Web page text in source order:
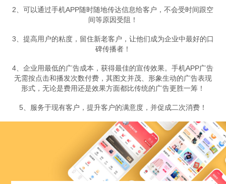
2、可以通过手机APP随时随地传达信息给客户，不会受时间跟空
间等原因受阻！
3、提高用户的粘度，留住新老客户，让他们成为企业中最好的口
碑传播者！
4、企业用最低的广告成本，获得最佳的宣传效果。手机APP广告
无需按点击和播发次数付费，其图文并茂、形象生动的广告表现
形式，无论是费用还是效果方面都比传统的广告更胜一筹！
5、服务于现有客户，提升客户的满意度，并促成二次消费！